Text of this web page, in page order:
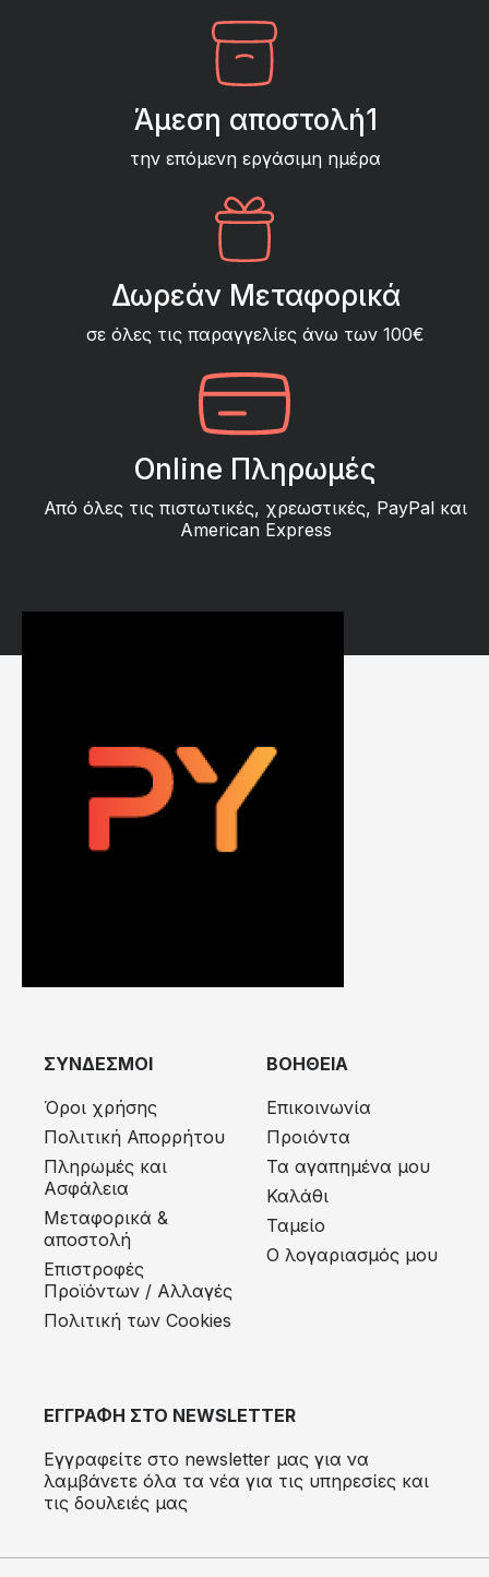
Άμεση αποστολή1
την επόμενη εργάσιμη ημέρα
Δωρεάν Μεταφορικά
σε όλες τις παραγγελίες άνω των 100€
Online Πληρωμές
Από όλες τις πιστωτικές, χρεωστικές, PayPal και
American Express
ΣΥΝΔΕΣΜΟΙ
Όροι χρήσης
Πολιτική Απορρήτου
Πληρωμές και
Ασφάλεια
Μεταφορικά &
αποστολή
Eπιστροφές
Προϊόντων / Αλλαγές
Πολιτική των Cookies
ΒΟΗΘΕΙΑ
Επικοινωνία
Προιόντα
Τα αγαπημένα μου
Καλάθι
Ταμείο
Ο λογαριασμός μου
ΕΓΓΡΑΦΗ ΣΤΟ NEWSLETTER
Εγγραφείτε στο newsletter μας για να
λαμβάνετε όλα τα νέα για τις υπηρεσίες και
τις δουλειές μας